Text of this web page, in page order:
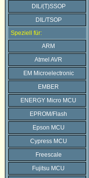
DIL/(T)SSOP
DIL/TSOP
Speziell für:
ARM
Atmel AVR
EM Microelectronic
EMBER
ENERGY Micro MCU
EPROM/Flash
Epson MCU
Cypress MCU
Freescale
Fujitsu MCU